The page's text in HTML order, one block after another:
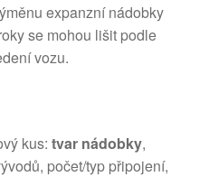
expanzní nádobky
se mohou lišit podle
vozu.
kus: tvar nádobky,
počet/typ připojení,